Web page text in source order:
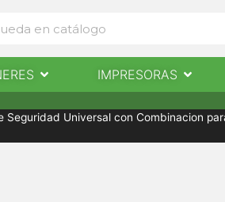
INFORMÁTICA
Abrir EscaneresIMPRESORAS Abrir
Seguridad Universal con Combinacion